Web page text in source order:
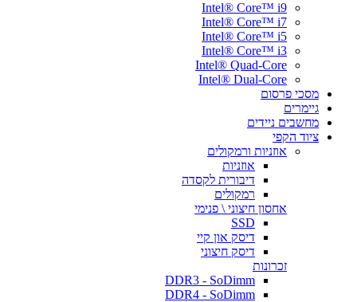
Intel® Core™ i9
Intel® Core™ i7
Intel® Core™ i5
Intel® Core™ i3
Intel® Quad-Core
Intel® Dual-Core
מסכי פרסום
גיימרים
מחשבים ניידים
ציוד הקפי
אוזניות ורמקולים
אוזניות
דיבורית לקסדה
רמקולים
אחסון חיצוני \ פנימי
SSD
דיסק און קיי
דיסק חיצוני
זכרונות
DDR3 - SoDimm
DDR4 - SoDimm